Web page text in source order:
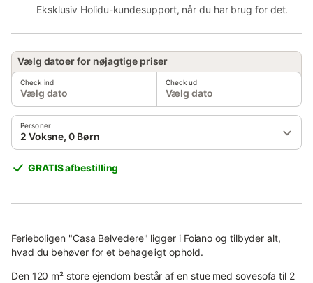
Eksklusiv Holidu-kundesupport, når du har brug for det.
Vælg datoer for nøjagtige priser
Check ind
Vælg dato
Check ud
Vælg dato
Personer
2 Voksne, 0 Børn
GRATIS afbestilling
Ferieboligen "Casa Belvedere" ligger i Foiano og tilbyder alt,
hvad du behøver for et behageligt ophold.
Den 120 m² store ejendom består af en stue med sovesofa til 2